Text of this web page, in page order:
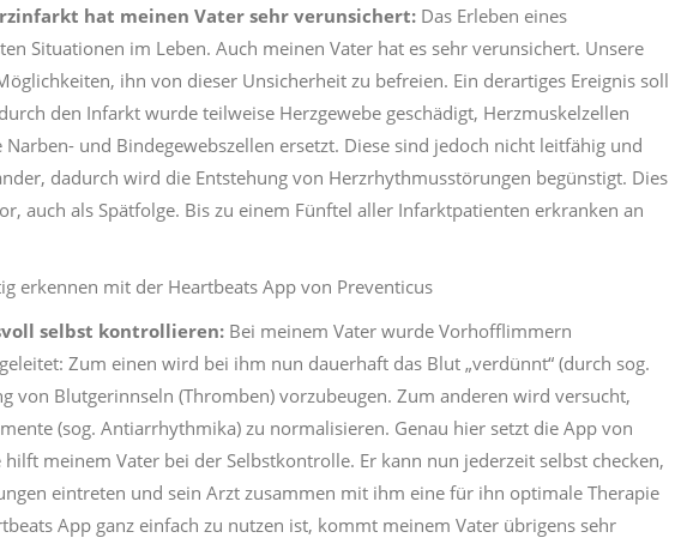
hat meinen Vater sehr verunsichert: Das Erleben eines
Situationen im Leben. Auch meinen Vater hat es sehr verunsichert. Unsere
ihn von dieser Unsicherheit zu befreien. Ein derartiges Ereignis soll
den Infarkt wurde teilweise Herzgewebe geschädigt, Herzmuskelzellen
und Bindegewebszellen ersetzt. Diese sind jedoch nicht leitfähig und
dadurch wird die Entstehung von Herzrhythmusstörungen begünstigt. Dies
auch als Spätfolge. Bis zu einem Fünftel aller Infarktpatienten erkranken an
selbst kontrollieren: Bei meinem Vater wurde Vorhofflimmern
Zum einen wird bei ihm nun dauerhaft das Blut „verdünnt“ (durch sog.
von Blutgerinnseln (Thromben) vorzubeugen. Zum anderen wird versucht,
(sog. Antiarrhythmika) zu normalisieren. Genau hier setzt die App von
meinem Vater bei der Selbstkontrolle. Er kann nun jederzeit selbst checken,
eintreten und sein Arzt zusammen mit ihm eine für ihn optimale Therapie
App ganz einfach zu nutzen ist, kommt meinem Vater übrigens sehr